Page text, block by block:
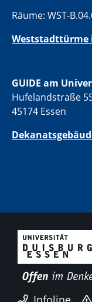
Räume: WST-
Weststadttürme
GUIDE am
Hufelandstraße
45174 Essen